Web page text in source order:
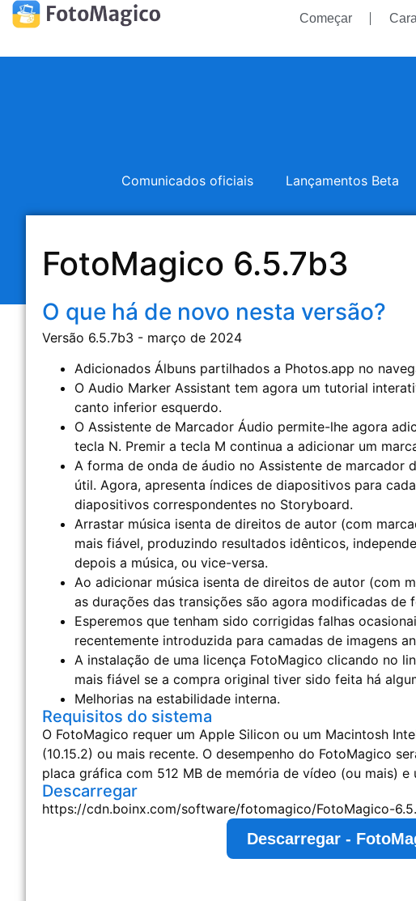
Começar
Comunicados oficiais Lançamentos Beta
FotoMagico 6.5.7b3
O que há de novo nesta versão?
Versão 6.5.7b3 - março de 2024
Adicionados Álbuns partilhados a Photos.app no
O Audio Marker Assistant tem agora um tutorial
canto inferior esquerdo.
O Assistente de Marcador Áudio permite-lhe agora
tecla N. Premir a tecla M continua a adicionar um
A forma de onda de áudio no Assistente de marcador
útil. Agora, apresenta índices de diapositivos para
diapositivos correspondentes no Storyboard.
Arrastar música isenta de direitos de autor (com
mais fiável, produzindo resultados idênticos,
depois a música, ou vice-versa.
Ao adicionar música isenta de direitos de autor (com
as durações das transições são agora modificadas
Esperemos que tenham sido corrigidas falhas
recentemente introduzida para camadas de imagens
A instalação de uma licença FotoMagico clicando no
mais fiável se a compra original tiver sido feita há
Melhorias na estabilidade interna.
Requisitos do sistema
O FotoMagico requer um Apple Silicon ou um Macintosh
(10.15.2) ou mais recente. O desempenho do FotoMagico
placa gráfica com 512 MB de memória de vídeo (ou mais)
Descarregar
https://cdn.boinx.com/software/fotomagico/FotoMagico-
Descarregar -